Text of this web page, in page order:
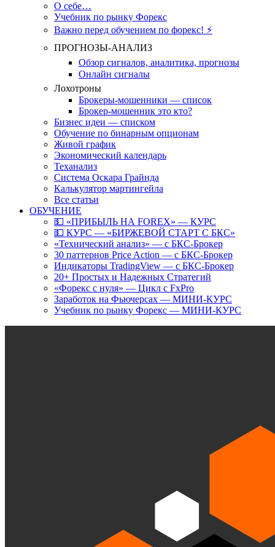
О себе…
Учебник по рынку Форекс
Важно перед обучением по форекс! ⚡
ПРОГНОЗЫ-АНАЛИЗ
Обзор сигналов, аналитика, прогнозы
Онлайн сигналы
Лохотроны
Брокеры-мошенники — список
Брокер-мошенник это кто?
Бизнес идеи — списком
Обучение по бинарным опционам
Живой график
Экономический календарь
Теханализ
Система Оскара Грайнда
Калькулятор мартингейла
Все статьи
ОБУЧЕНИЕ
💵 «ПРИБЫЛЬ НА FOREX» — КУРС
💵 КУРС — «БИРЖЕВОЙ СТАРТ С БКС»
«Технический анализ» — с БКС-Брокер
30 паттернов Price Action — с БКС-Брокер
Индикаторы TradingView — с БКС-Брокер
20+ Простых и Надежных Стратегий
«Форекс с нуля» — Цикл с FxPro
Заработок на Фьючерсах — МИНИ-КУРС
Учебник по рынку Форекс — МИНИ-КУРС